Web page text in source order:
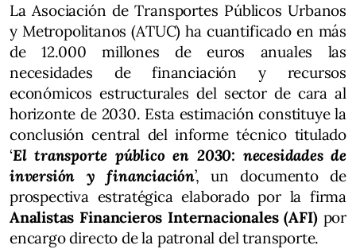
La Asociación de Transportes Públicos Urbanos
y Metropolitanos (ATUC) ha cuantificado en más
de 12.000 millones de euros anuales las
necesidades de financiación y recursos
económicos estructurales del sector de cara al
horizonte de 2030. Esta estimación constituye la
conclusión central del informe técnico titulado
‘El transporte público en 2030: necesidades de
inversión y financiación’, un documento de
prospectiva estratégica elaborado por la firma
Analistas Financieros Internacionales (AFI)por
encargo directo de la patronal del transporte.